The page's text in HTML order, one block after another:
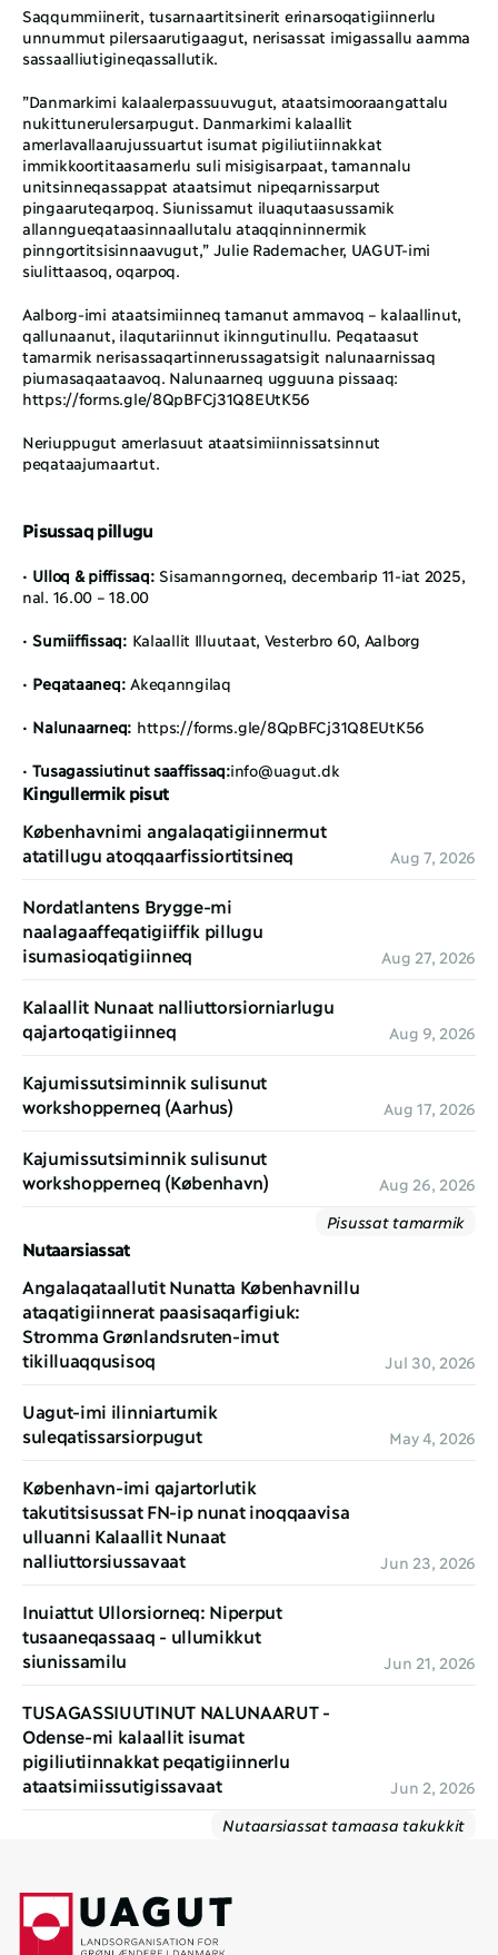
Saqqummiinerit, tusarnaartitsinerit erinarsoqatigiinnerlu
unnummut pilersaarutigaagut, nerisassat imigassallu aamma
sassaalliutigineqassallutik.
”Danmarkimi kalaalerpassuuvugut, ataatsimooraangattalu
nukittunerulersarpugut. Danmarkimi kalaallit
amerlavallaarujussuartut isumat pigiliutiinnakkat
immikkoortitaasarnerlu suli misigisarpaat, tamannalu
unitsinneqassappat ataatsimut nipeqarnissarput
pingaaruteqarpoq. Siunissamut iluaqutaasussamik
allanngueqataasinnaallutalu ataqqinninnermik
pinngortitsisinnaavugut,” Julie Rademacher, UAGUT-imi
siulittaasoq, oqarpoq.
Aalborg-imi ataatsimiinneq tamanut ammavoq – kalaallinut,
qallunaanut, ilaqutariinnut ikinngutinullu. Peqataasut
tamarmik nerisassaqartinnerussagatsigit nalunaarnissaq
https://forms.gle/8QpBFCj31Q8EUtK56
Neriuppugut amerlasuut ataatsimiinnissatsinnut
peqataajumaartut.
Pisussaq pillugu
• Ulloq & piffissaq: Sisamanngorneq, decembarip 11-iat 2025,
nal. 16.00 – 18.00
• Sumiiffissaq: Kalaallit Illuutaat, Vesterbro 60, Aalborg
• Peqataaneq: Akeqanngilaq
• Nalunaarneq: https://forms.gle/8QpBFCj31Q8EUtK56
• Tusagassiutinut saaffissaq:info@uagut.dk
Kingullermik pisut
Københavnimi angalaqatigiinnermut
atatillugu atoqqaarfissiortitsineq
Aug 7, 2026
Nordatlantens Brygge-mi
naalagaaffeqatigiiffik pillugu
isumasioqatigiinneq
Aug 27, 2026
Kalaallit Nunaat nalliuttorsiorniarlugu
qajartoqatigiinneq
Aug 9, 2026
Kajumissutsiminnik sulisunut
workshopperneq (Aarhus)
Aug 17, 2026
Kajumissutsiminnik sulisunut
workshopperneq (København)
Aug 26, 2026
Pisussat tamarmik
Nutaarsiassat
Angalaqataallutit Nunatta Københavnillu
ataqatigiinnerat paasisaqarfigiuk:
Stromma Grønlandsruten-imut
tikilluaqqusisoq
Jul 30, 2026
Uagut-imi ilinniartumik
suleqatissarsiorpugut
May 4, 2026
København-imi qajartorlutik
takutitsisussat FN-ip nunat inoqqaavisa
ulluanni Kalaallit Nunaat
nalliuttorsiussavaat
Jun 23, 2026
Inuiattut Ullorsiorneq: Niperput
tusaaneqassaaq - ullumikkut
siunissamilu
Jun 21, 2026
TUSAGASSIUUTINUT NALUNAARUT -
Odense-mi kalaallit isumat
pigiliutiinnakkat peqatigiinnerlu
ataatsimiissutigissavaat
Jun 2, 2026
Nutaarsiassat tamaasa takukkit